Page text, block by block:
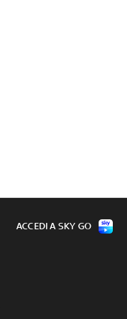
ACCEDI A SKY GO